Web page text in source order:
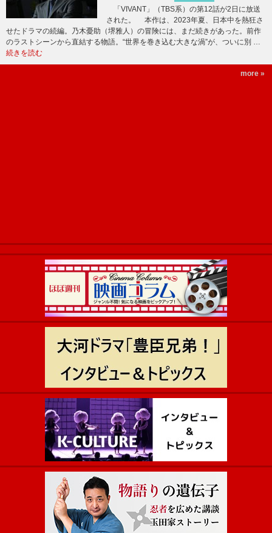
「VIVANT」（TBS系）の第12話が2日に放送
された。 本作は、2023年夏、日本中を熱狂さ
せたドラマの続編。乃木憂助（堺雅人）の冒険には、まだ続きがあった。前作
のラストシーンから直結する物語。“世界を巻き込む大きな渦”が、ついに別 …
続きを読む
more »